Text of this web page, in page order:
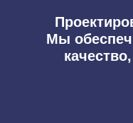
Мы